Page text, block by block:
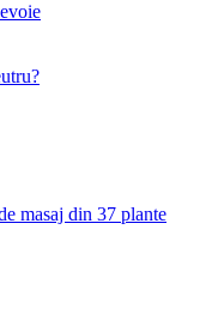
masaj din 37 plante